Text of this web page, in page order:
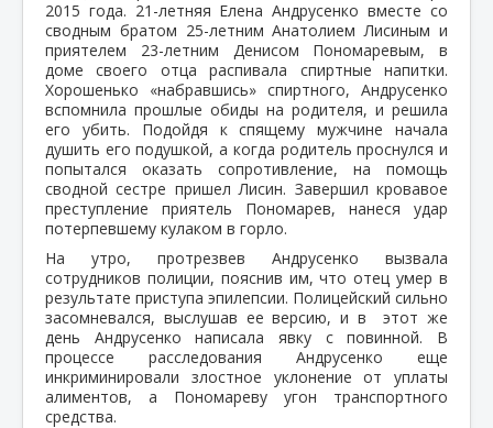
2015 года. 21-летняя Елена Андрусенко вместе со
сводным братом 25-летним Анатолием Лисиным и
приятелем 23-летним Денисом Пономаревым, в
доме своего отца распивала спиртные напитки.
Хорошенько «набравшись» спиртного, Андрусенко
вспомнила прошлые обиды на родителя, и решила
его убить. Подойдя к спящему мужчине начала
душить его подушкой, а когда родитель проснулся и
попытался оказать сопротивление, на помощь
сводной сестре пришел Лисин. Завершил кровавое
преступление приятель Пономарев, нанеся удар
потерпевшему кулаком в горло.
На утро, протрезвев Андрусенко вызвала
сотрудников полиции, пояснив им, что отец умер в
результате приступа эпилепсии. Полицейский сильно
засомневался, выслушав ее версию, и в этот же
день Андрусенко написала явку с повинной. В
процессе расследования Андрусенко еще
инкриминировали злостное уклонение от уплаты
алиментов, а Пономареву угон транспортного
средства.